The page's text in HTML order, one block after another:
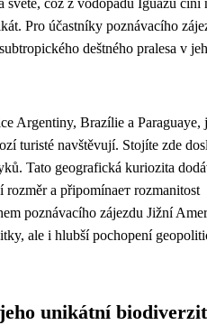
světě, což z vodopádů Iguazú činí
Pro účastníky poznávacího
deštného pralesa v
Argentiny, Brazílie a Paraguaye,
turisté navštěvují. Stojíte zde
Tato geografická kuriozita
rozměr a připomínает rozmanitost
poznávacího zájezdu Jižní
ale i hlubší pochopení
unikátní